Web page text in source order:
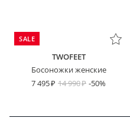
SALE
TWOFEET
Босоножки женские
7 495
14 990 -50%